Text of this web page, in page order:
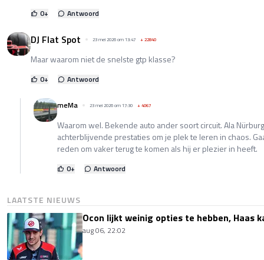
0+ Antwoord
DJ Flat Spot 23 mei 2026 om 13:47 +22840
Maar waarom niet de snelste gtp klasse?
0+ Antwoord
meMa 23 mei 2026 om 17:30 +4067
Waarom wel. Bekende auto ander soort circuit. Ala
achterblijvende prestaties om je plek te leren in chaos.
reden om vaker terug te komen als hij er plezier in heeft.
0+ Antwoord
LAATSTE NIEUWS
Ocon lijkt weinig opties te hebben, Haas
aug 06, 22:02